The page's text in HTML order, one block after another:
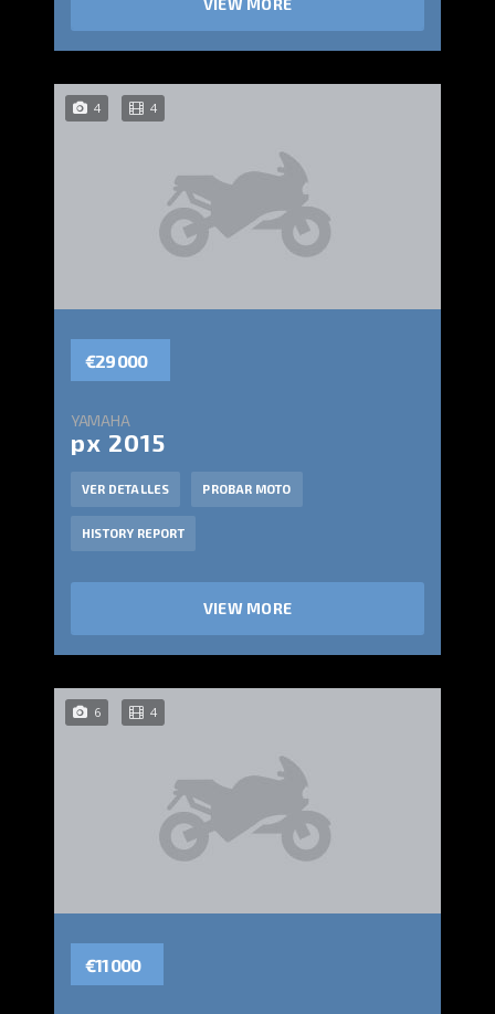
VIEW MORE
4 4
€29 000
YAMAHA
px 2015
VER DETALLES PROBAR MOTO
HISTORY REPORT
VIEW MORE
6 4
€11 000